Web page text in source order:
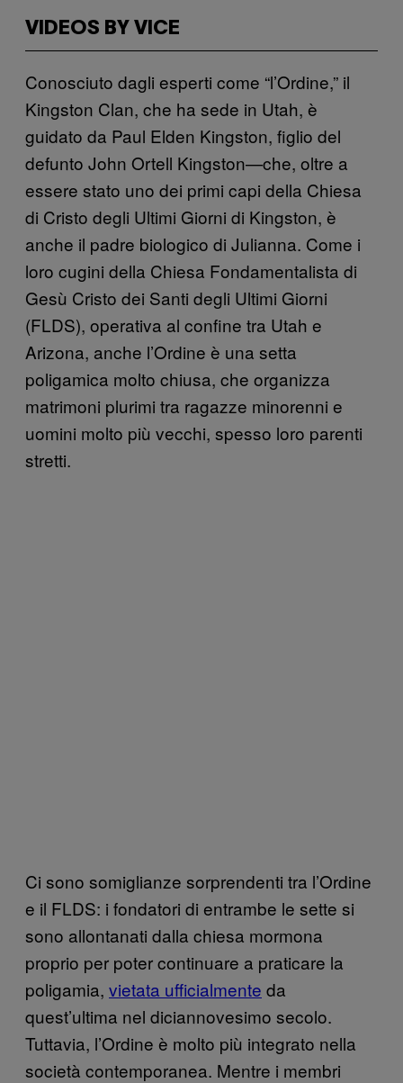
VIDEOS BY VICE
Conosciuto dagli esperti come “l’Ordine,” il
Kingston Clan, che ha sede in Utah, è
guidato da Paul Elden Kingston, figlio del
defunto John Ortell Kingston—che, oltre a
essere stato uno dei primi capi della Chiesa
di Cristo degli Ultimi Giorni di Kingston, è
anche il padre biologico di Julianna. Come i
loro cugini della Chiesa Fondamentalista di
Gesù Cristo dei Santi degli Ultimi Giorni
(FLDS), operativa al confine tra Utah e
Arizona, anche l’Ordine è una setta
poligamica molto chiusa, che organizza
matrimoni plurimi tra ragazze minorenni e
uomini molto più vecchi, spesso loro parenti
stretti.
Ci sono somiglianze sorprendenti tra l’Ordine
e il FLDS: i fondatori di entrambe le sette si
sono allontanati dalla chiesa mormona
proprio per poter continuare a praticare la
poligamia, vietata ufficialmente da
quest’ultima nel diciannovesimo secolo.
Tuttavia, l’Ordine è molto più integrato nella
società contemporanea. Mentre i membri